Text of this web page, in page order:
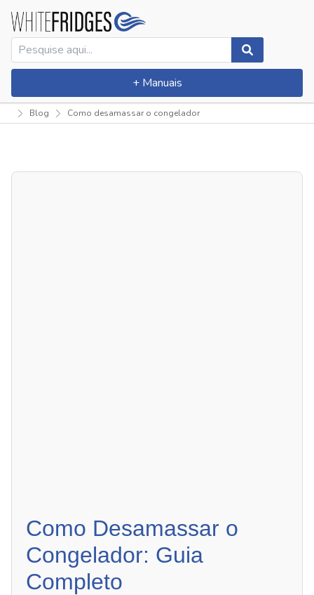
+ Manuais
Blog Como desamassar o congelador
Como Desamassar o
Congelador: Guia
Completo